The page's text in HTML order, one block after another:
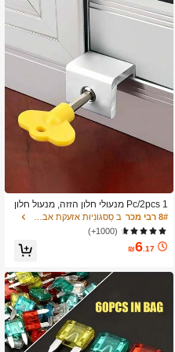
1 Pc/2pcs מנעולי חלון הזזה, מנעול חלון
אבטחה מתכוונן, פקקי חלונות אלומיניום
עם מפתח, מלחציים למנעול חלונות לחלו
נות דלת הזזה אופקיים
8# רבי מכר
(1000+)
₪6 .17